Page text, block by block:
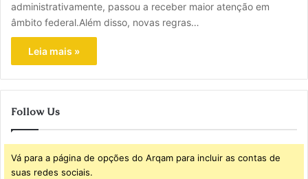
administrativamente, passou a receber maior atenção em
âmbito federal.Além disso, novas regras…
Leia mais »
Follow Us
Vá para a página de opções do Arqam para incluir as contas de
suas redes sociais.